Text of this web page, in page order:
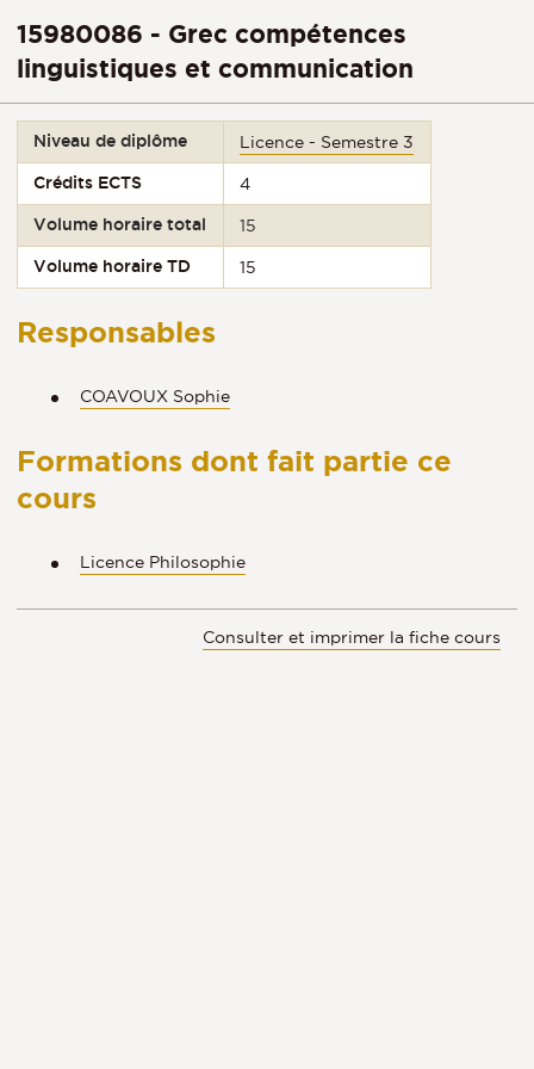
15980086 - Grec compétences
linguistiques et communication
Niveau de diplôme Licence - Semestre 3
Crédits ECTS 4
Volume horaire total 15
Volume horaire TD 15
Responsables
COAVOUX Sophie
Formations dont fait partie ce
cours
Licence Philosophie
Consulter et imprimer la fiche cours